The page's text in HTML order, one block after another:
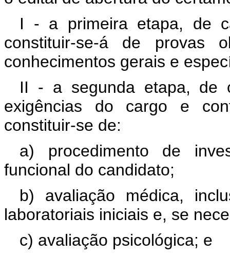
I - a primeira etapa, de
constituir-se-á de provas
conhecimentos gerais e
II - a segunda etapa, de
exigências do cargo e
constituir-se de:
a) procedimento de
funcional do candidato;
b) avaliação médica,
laboratoriais iniciais e, se
c) avaliação psicológica; e